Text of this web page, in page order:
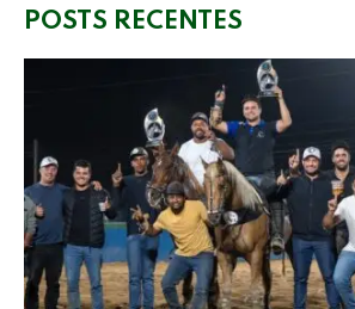
POSTS RECENTES